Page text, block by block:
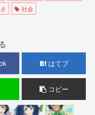
社会
はてブ
コピー